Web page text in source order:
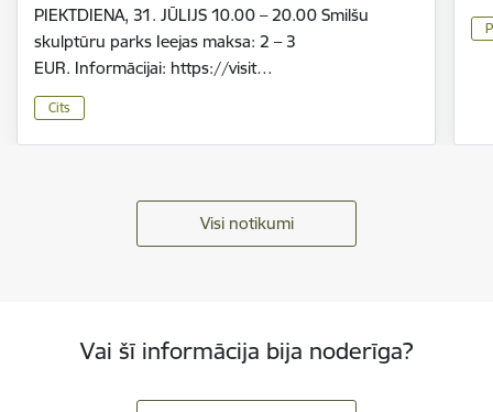
PIEKTDIENA, 31. JŪLIJS 10.00 – 20.00 Smilšu
skulptūru parks Ieejas maksa: 2 – 3
EUR. Informācijai: https://visit…
Cits
Visi notikumi
Vai šī informācija bija noderīga?